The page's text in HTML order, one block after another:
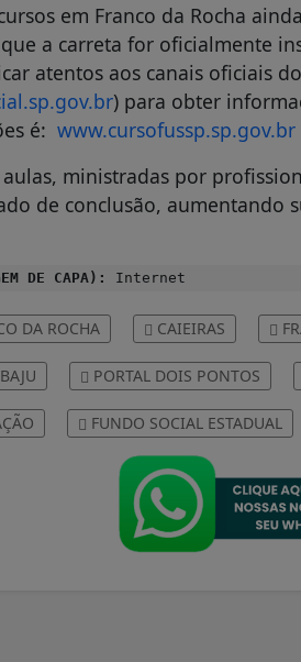
em Franco da Rocha
a carreta for oficialmente
atentos aos canais oficiais
) para obter
é: www.cursofussp.sp.gov.br
ministradas por
de conclusão, aumentando
DE CAPA): Internet
DA ROCHA CAIEIRAS
PORTAL DOIS PONTOS
FUNDO SOCIAL ESTADUAL